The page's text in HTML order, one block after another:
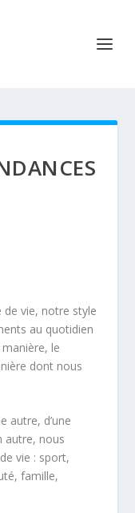
vie, notre style
au quotidien
le
dont nous
autre, d’une
autre, nous
vie : sport,
famille,